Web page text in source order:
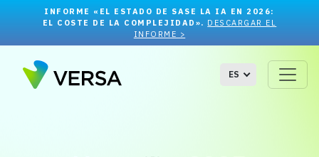
INFORME «EL ESTADO DE SASE LA IA EN 2026:
EL COSTE DE LA COMPLEJIDAD». DESCARGAR EL
INFORME >
ES